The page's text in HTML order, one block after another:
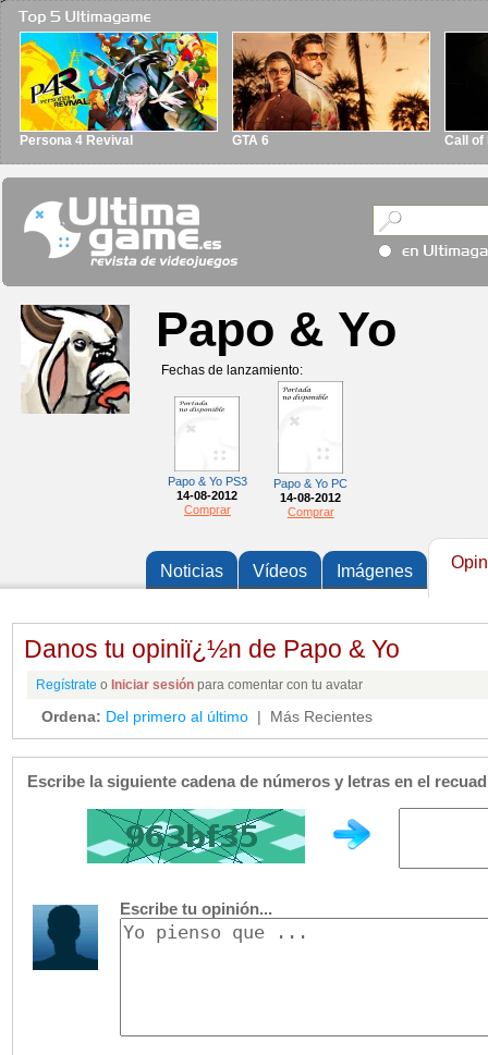
Persona 4 Revival GTA 6 Call of
Papo & Yo
Fechas de lanzamiento:
Papo & Yo PS3
14-08-2012
Comprar
Papo & Yo PC
14-08-2012
Comprar
Noticias Vídeos Imágenes
Danos tu opiniï¿½n de Papo & Yo
Regístrate o Iniciar sesión para comentar con tu avatar
Ordena: Del primero al último | Más Recientes
Escribe la siguiente cadena de números y letras en el
Escribe tu opinión...